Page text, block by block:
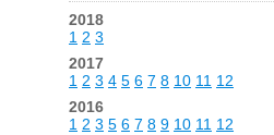
2018
1 2 3
2017
1 2 3 4 5 6 7 8 10 11 12
2016
1 2 3 5 6 7 8 9 10 11 12